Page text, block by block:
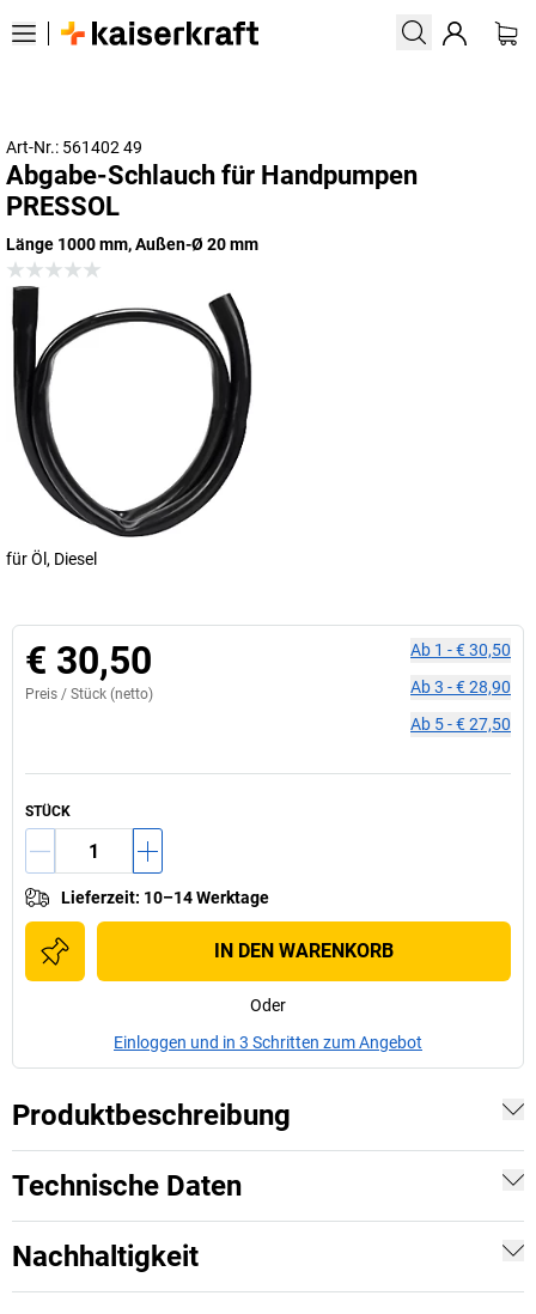
Art-Nr.: 561402 49
Abgabe-Schlauch für Handpumpen
PRESSOL
Länge 1000 mm, Außen-Ø 20 mm
für Öl, Diesel
€ 30,50
Preis / Stück (netto)
Ab 1 -€ 30,50
Ab3 -€ 28,90
Ab 5-€ 27,50
STÜCK
Lieferzeit: 10–14 Werktage
IN DEN WARENKORB
Oder
Einloggen und in 3 Schritten zum Angebot
Produktbeschreibung
Technische Daten
Nachhaltigkeit